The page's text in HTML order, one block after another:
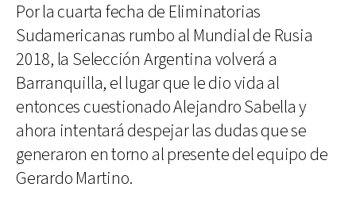
Por la cuarta fecha de Eliminatorias
Sudamericanas rumbo al Mundial de Rusia
2018, la Selección Argentina volverá a
Barranquilla, el lugar que le dio vida al
entonces cuestionado Alejandro Sabella y
ahora intentará despejar las dudas que se
generaron en torno al presente del equipo de
Gerardo Martino.